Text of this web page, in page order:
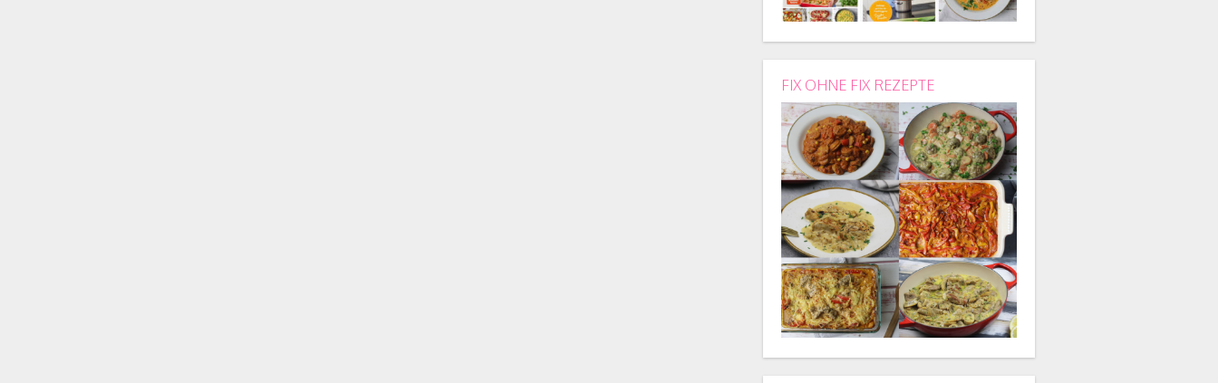
FIX OHNE FIX REZEPTE